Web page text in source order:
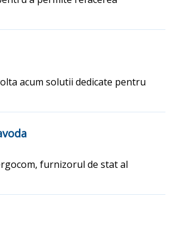
acum solutii dedicate pentru
furnizorul de stat al